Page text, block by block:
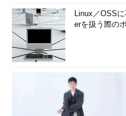
Linux／OSS
erを扱う際の